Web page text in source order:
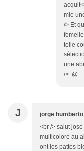
mie
/> Et
telle
une
/> @ +
J jorge humberto
<br /> salut
multicolore au
ont les pattes